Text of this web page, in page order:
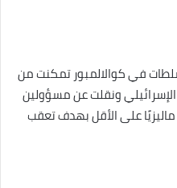
في كوالالمبور تمكنت من
ونقلت عن مسؤولين
قولهم إن الموساد جنَّد خلية من 11 ماليزيًا على الأقل بهدف تعقب